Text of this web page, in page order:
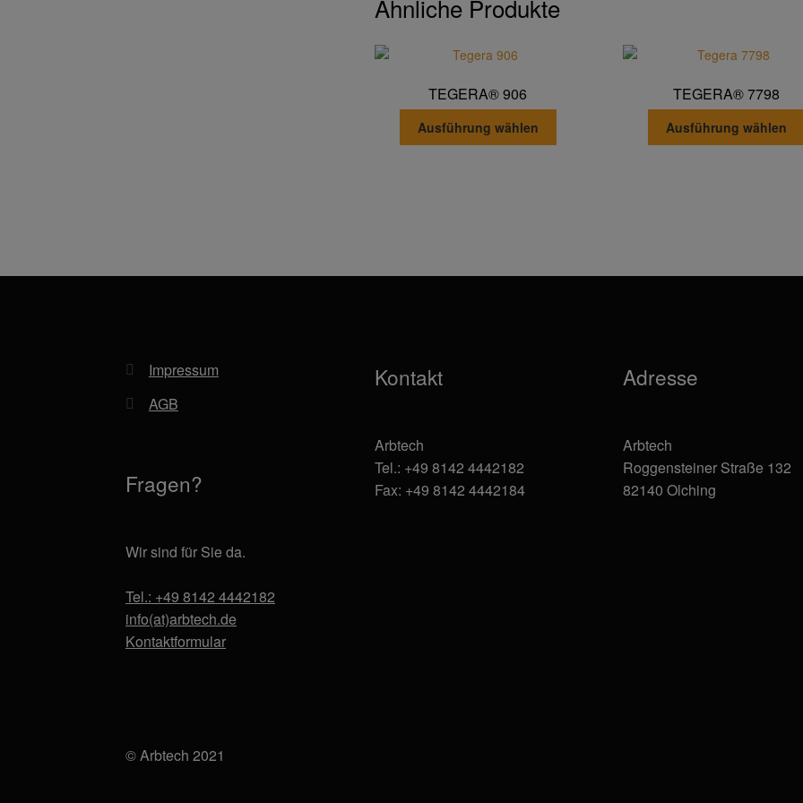
Ähnliche Produkte
TEGERA® 906
Ausführung wählen
können
TEGERA® 7798
Ausführung wählen
Impressum
AGB
Fragen?
Wir sind für Sie da.
Tel.: +49 8142 4442182
info(at)arbtech.de
Kontaktformular
Kontakt
Arbtech
Tel.: +49 8142 4442182
Fax: +49 8142 4442184
Adresse
Arbtech
Roggensteiner Straße 132
82140 Olching
© Arbtech 2021